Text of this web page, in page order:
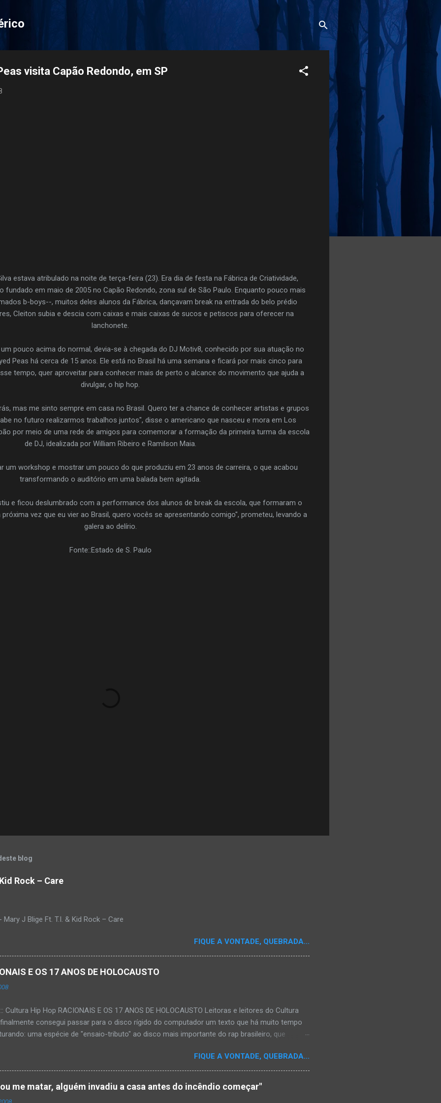
visita Capão Redondo, em SP
estava atribulado na noite de terça-feira (23). Era dia de festa na Fábrica de Criatividade,
fundado em maio de 2005 no Capão Redondo, zona sul de São Paulo. Enquanto pouco mais
b-boys--, muitos deles alunos da Fábrica, dançavam break na entrada do belo prédio
Cleiton subia e descia com caixas e mais caixas de sucos e petiscos para oferecer na
lanchonete.
pouco acima do normal, devia-se à chegada do DJ Motiv8, conhecido por sua atuação no
Peas há cerca de 15 anos. Ele está no Brasil há uma semana e ficará por mais cinco para
tempo, quer aproveitar para conhecer mais de perto o alcance do movimento que ajuda a
divulgar, o hip hop.
mas me sinto sempre em casa no Brasil. Quero ter a chance de conhecer artistas e grupos
no futuro realizarmos trabalhos juntos", disse o americano que nasceu e mora em Los
por meio de uma rede de amigos para comemorar a formação da primeira turma da escola
de DJ, idealizada por William Ribeiro e Ramilson Maia.
um workshop e mostrar um pouco do que produziu em 23 anos de carreira, o que acabou
transformando o auditório em uma balada bem agitada.
e ficou deslumbrado com a performance dos alunos de break da escola, que formaram o
próxima vez que eu vier ao Brasil, quero vocês se apresentando comigo", prometeu, levando a
galera ao delírio.
Fonte::Estado de S. Paulo
blog
Rock – Care
Mary J Blige Ft. T.I. & Kid Rock – Care
FIQUE A VONTADE, QUEBRADA...
E OS 17 ANOS DE HOLOCAUSTO
Cultura Hip Hop RACIONAIS E OS 17 ANOS DE HOLOCAUSTO Leitoras e leitores do Cultura
consegui passar para o disco rígido do computador um texto que há muito tempo
uma espécie de "ensaio-tributo" ao disco mais importante do rap brasileiro, que
costume, uma pequena digressão. É muito disseminada em nosso país a crença de que o
tem memória. Fala-se muito por aí que não cultuamos nossos antepassados nem nossa
sociocultural. No que diz respeito ao hip-hop, cabe a nós, formadores de opinião
responsáveis, tentar mudar essa trajetória de descaso e esquecimento. Assim, o sítio
FIQUE A VONTADE, QUEBRADA...
me matar, alguém invadiu a casa antes do incêndio começar"